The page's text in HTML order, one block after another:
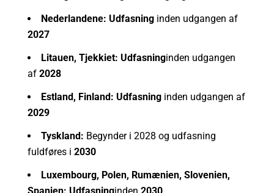
Nederlandene: Udfasning inden udgangen af
2027
Litauen, Tjekkiet: Udfasninginden udgangen
af 2028
Estland, Finland: Udfasning inden udgangen af
2029
Tyskland: Begynder i 2028 og udfasning
fuldføres i 2030
Luxembourg, Polen, Rumænien, Slovenien,